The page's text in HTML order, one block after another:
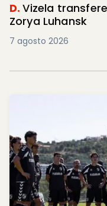
D.Vizela
Zorya Luhansk
7 agosto 2026